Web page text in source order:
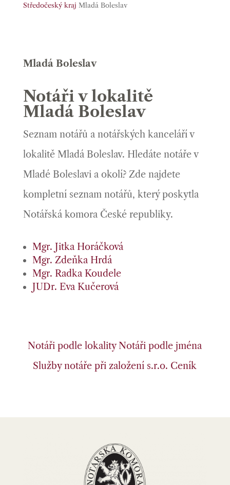
Středočeský kraj Mladá Boleslav
Mladá Boleslav
Notáři v lokalitě
Mladá Boleslav
Seznam notářů a notářských kanceláří v
lokalitě Mladá Boleslav. Hledáte notáře v
Mladé Boleslavi a okolí? Zde najdete
kompletní seznam notářů, který poskytla
Notářská komora České republiky.
Mgr. Jitka Horáčková
Mgr. Zdeňka Hrdá
Mgr. Radka Koudele
JUDr. Eva Kučerová
Notáři podle lokality Notáři podle jména
Služby notáře při založení s.r.o. Ceník